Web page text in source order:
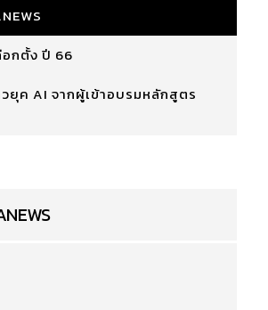
อกตั้ง ปี 66
ยุค AI จากผู้เข้าอบรมหลักสูตร